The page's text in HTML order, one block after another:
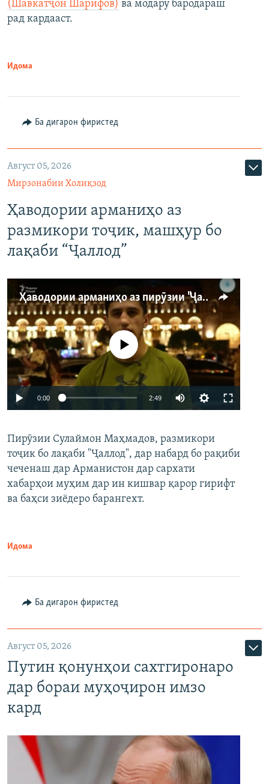
(Шавкатҷон Шарифов) ва модару бародараш
рад кардааст.
Идома
Ба дигарон фиристед
Август 05, 2026
Мирзонабии Холиқзод
Ҳаводории арманиҳо аз
размикори тоҷик, машҳур бо
лақаби “Ҷаллод”
Ҳаводории арманиҳо аз пирӯзии "Ҷаллод"-и тоҷик
Auto 240p 360p 480p
720p 1080p
Феълан кор намекунад
0:00 2:49
360p
480p
Пирӯзии Сулаймон Маҳмадов, размикори
тоҷик бо лақаби "Ҷаллод", дар набард бо рақиби
чеченаш дар Арманистон дар сархати
хабарҳои муҳим дар ин кишвар қарор гирифт
ва баҳси зиёдеро барангехт.
Идома
Ба дигарон фиристед
Август 05, 2026
Путин қонунҳои сахтгиронаро
дар бораи муҳоҷирон имзо
кард